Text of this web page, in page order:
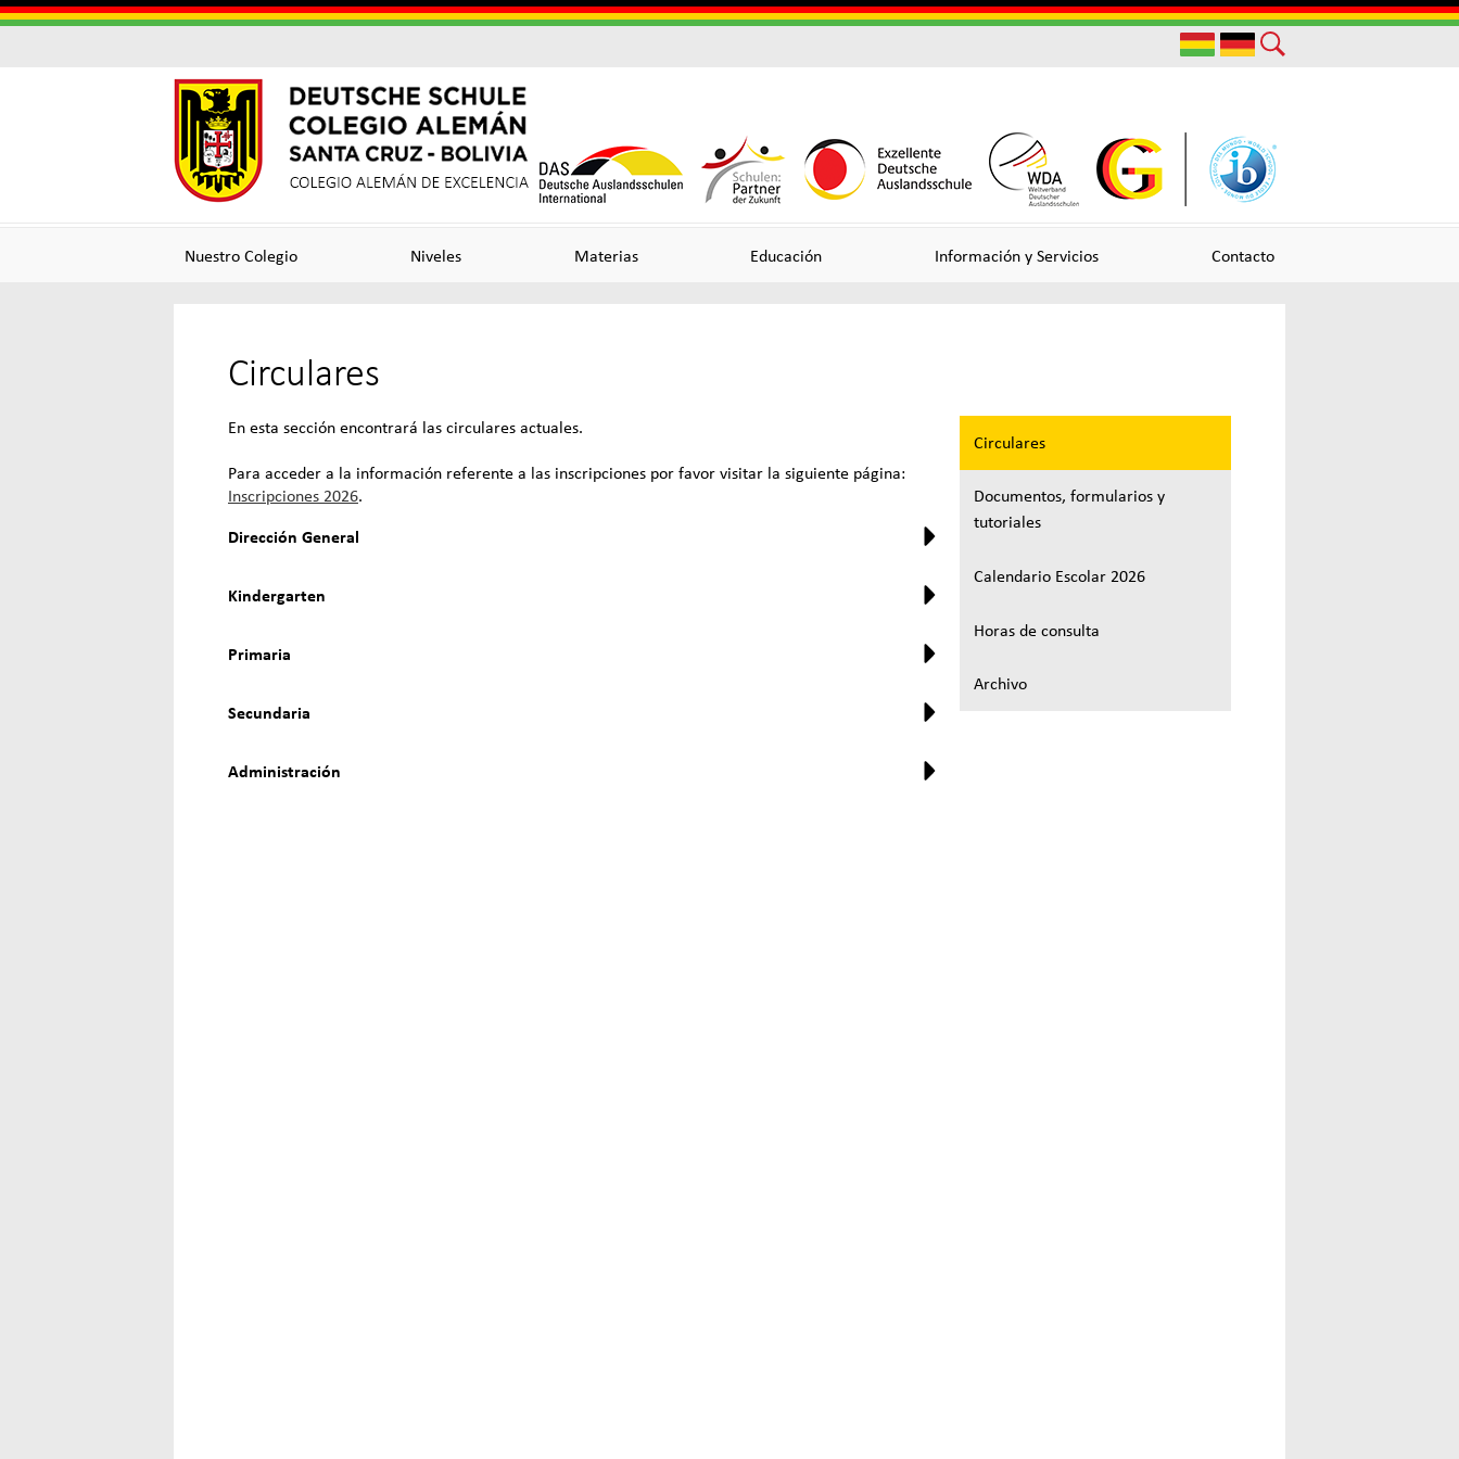
Skip
to
Colegio
Aleman
Cruz
Colegio
Alemán
Excelencia
Links
Nuestro Colegio Niveles Materias Educación Información y Servicios Contacto
Useful
Circulares
En esta sección encontrará las circulares actuales.
Para acceder a la información referente a las inscripciones por favor visitar la siguiente página:
Inscripciones 2026.
Dirección General
Kindergarten
Primaria
Secundaria
Administración
Circulares
Documentos, formularios y
tutoriales
Calendario Escolar 2026
Horas de consulta
Archivo